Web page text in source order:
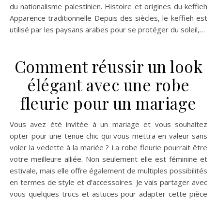
du nationalisme palestinien. Histoire et origines du keffieh
Apparence traditionnelle Depuis des siècles, le keffieh est
utilisé par les paysans arabes pour se protéger du soleil,…
Comment réussir un look
élégant avec une robe
fleurie pour un mariage
Vous avez été invitée à un mariage et vous souhaitez
opter pour une tenue chic qui vous mettra en valeur sans
voler la vedette à la mariée ? La robe fleurie pourrait être
votre meilleure alliée. Non seulement elle est féminine et
estivale, mais elle offre également de multiples possibilités
en termes de style et d’accessoires. Je vais partager avec
vous quelques trucs et astuces pour adapter cette pièce